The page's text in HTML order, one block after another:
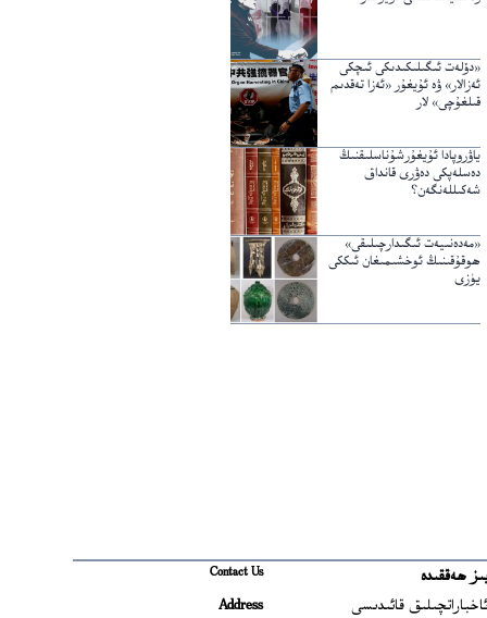
«دۆلەت ئىگىلىكىدىكى ئىچكى
ئەزالار» ۋە ئۇيغۇر «ئەزا تەقدىم
قىلغۇچى» لار
ياۋروپادا ئۇيغۇرشۇناسلىقنىڭ
دەسلەپكى دەۋرى قانداق
شەكىللەنگەن؟
«مەدەنىيەت ئىگىدارچىلىقى»
ھوقۇقىنىڭ ئوخشىمىغان ئىككى
يۈزى
ھەققىدە
ئاخباراتچىلىق قائىدىسى
Contact Us
Address